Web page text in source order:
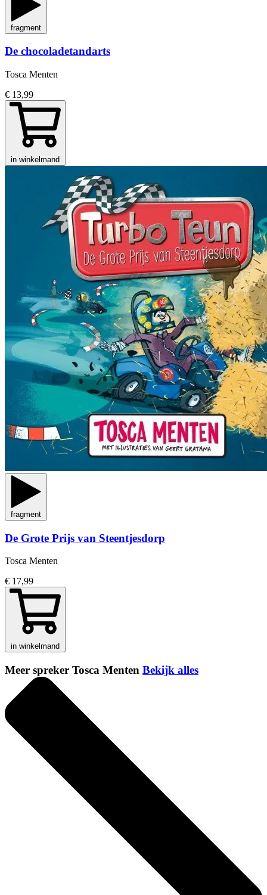
fragment
De chocoladetandarts
Tosca Menten
€ 13,99
in winkelmand
fragment
De Grote Prijs van Steentjesdorp
Tosca Menten
€ 17,99
in winkelmand
Meer spreker Tosca Menten Bekijk alles